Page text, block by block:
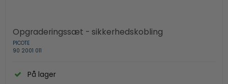
Opgraderingssæt - sikkerhedskobling
PICOTE
90 2001 011
På lager